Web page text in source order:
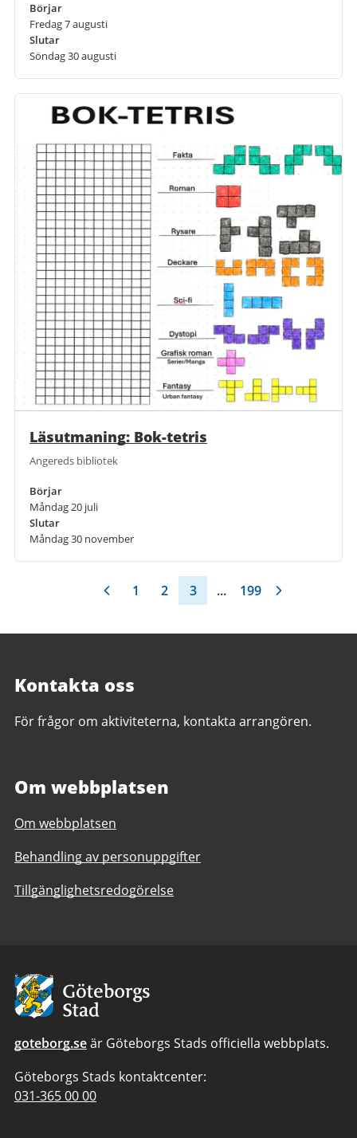
Börjar
Fredag 7 augusti
Slutar
Söndag 30 augusti
Läsutmaning: Bok-tetris
Angereds bibliotek
Börjar
Måndag 20 juli
Slutar
Måndag 30 november
1 2 3 ... 199
Kontakta oss
För frågor om aktiviteterna, kontakta arrangören.
Om webbplatsen
Om webbplatsen
Behandling av personuppgifter
Tillgänglighetsredogörelse
Avsändare
goteborg.seär Göteborgs Stads officiella webbplats.
Göteborgs Stads kontaktcenter:
Telefonnummer
031-365 00 00